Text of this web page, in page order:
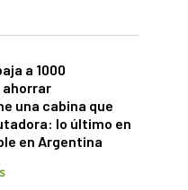
a 1000
ahorrar
una cabina que
lo último en
en Argentina